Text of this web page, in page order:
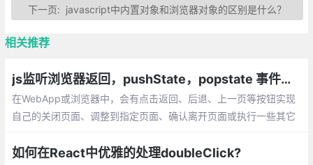
下一页: javascript中内置对象和浏览器对象的区别是什么？
相关推荐
js监听浏览器返回，pushState，popstate 事件，window.history对象
在WebApp或浏览器中，会有点击返回、后退、上一页等按钮实现
自己的关闭页面、调整到指定页面、确认离开页面或执行一些其它
页操作。
如何在React中优雅的处理doubleClick?